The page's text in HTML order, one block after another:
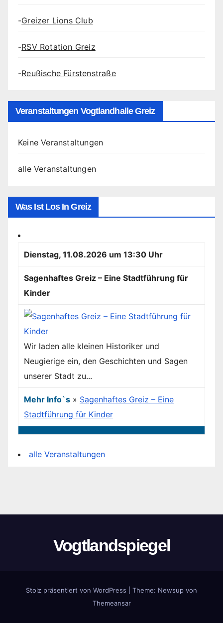
-Greizer Lions Club
-RSV Rotation Greiz
-Reußische Fürstenstraße
Veranstaltungen Vogtlandhalle Greiz
Keine Veranstaltungen
alle Veranstaltungen
Was Ist Los In Greiz
Dienstag, 11.08.2026 um 13:30 Uhr
Sagenhaftes Greiz – Eine Stadtführung für
Kinder
Wir laden alle kleinen Historiker und
Neugierige ein, den Geschichten und Sagen
unserer Stadt zu...
Mehr Info`s » Sagenhaftes Greiz – Eine
Stadtführung für Kinder
alle Veranstaltungen
Vogtlandspiegel
Stolz präsentiert von WordPress Theme: Newsup von
Themeansar